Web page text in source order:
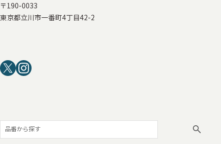
〒190-0033
東京都立川市一番町4丁目42-2